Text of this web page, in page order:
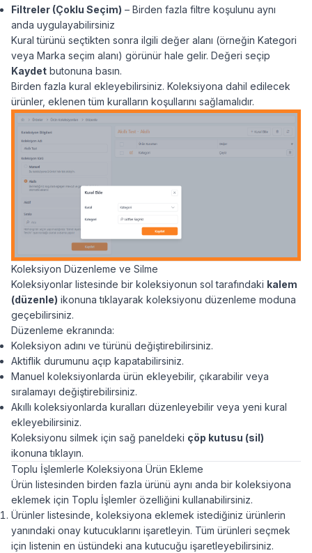
Filtreler (Çoklu Seçim) – Birden fazla filtre koşulunu aynı
anda uygulayabilirsiniz
Kural türünü seçtikten sonra ilgili değer alanı (örneğin Kategori
veya Marka seçim alanı) görünür hale gelir. Değeri seçip
Kaydet butonuna basın.
Birden fazla kural ekleyebilirsiniz. Koleksiyona dahil edilecek
ürünler, eklenen tüm kuralların koşullarını sağlamalıdır.
Koleksiyon Düzenleme ve Silme
Koleksiyonlar listesinde bir koleksiyonun sol tarafındaki kalem
(düzenle) ikonuna tıklayarak koleksiyonu düzenleme moduna
geçebilirsiniz.
Düzenleme ekranında:
Koleksiyon adını ve türünü değiştirebilirsiniz.
Aktiflik durumunu açıp kapatabilirsiniz.
Manuel koleksiyonlarda ürün ekleyebilir, çıkarabilir veya
sıralamayı değiştirebilirsiniz.
Akıllı koleksiyonlarda kuralları düzenleyebilir veya yeni kural
ekleyebilirsiniz.
Koleksiyonu silmek için sağ paneldeki çöp kutusu (sil)
ikonuna tıklayın.
Toplu İşlemlerle Koleksiyona Ürün Ekleme
Ürün listesinden birden fazla ürünü aynı anda bir koleksiyona
eklemek için Toplu İşlemler özelliğini kullanabilirsiniz.
Ürünler listesinde, koleksiyona eklemek istediğiniz ürünlerin
yanındaki onay kutucuklarını işaretleyin. Tüm ürünleri seçmek
için listenin en üstündeki ana kutucuğu işaretleyebilirsiniz.